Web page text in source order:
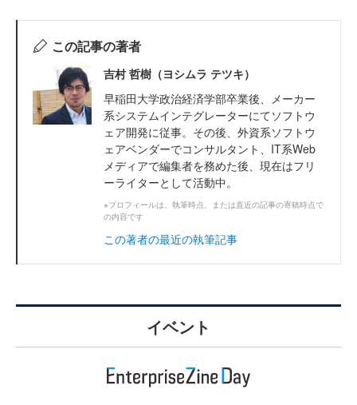
この記事の著者
吉村 哲樹（ヨシムラ テツキ）
早稲田大学政治経済学部卒業後、メーカー
系システムインテグレーターにてソフトウ
ェア開発に従事。その後、外資系ソフトウ
ェアベンダーでコンサルタント、IT系Web
メディアで編集者を務めた後、現在はフリ
ーライターとして活動中。
※プロフィールは、執筆時点、または直近の記事の寄稿時点で
の内容です
この著者の最近の執筆記事
イベント